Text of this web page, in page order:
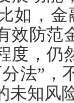
如，
效防范
度，仍
法”，
未知风